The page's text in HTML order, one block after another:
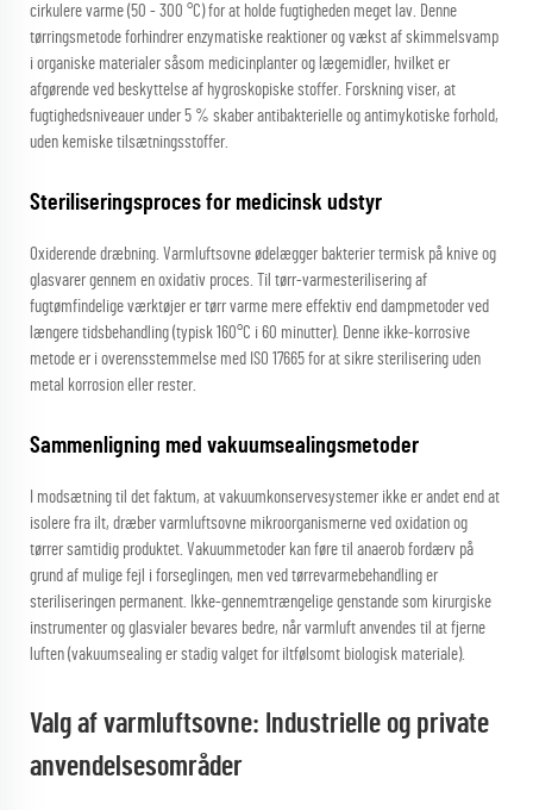
cirkulere varme (50 - 300 °C) for at holde fugtigheden meget lav. Denne
tørringsmetode forhindrer enzymatiske reaktioner og vækst af skimmelsvamp
i organiske materialer såsom medicinplanter og lægemidler, hvilket er
afgørende ved beskyttelse af hygroskopiske stoffer. Forskning viser, at
fugtighedsniveauer under 5 % skaber antibakterielle og antimykotiske forhold,
uden kemiske tilsætningsstoffer.
Steriliseringsproces for medicinsk udstyr
Oxiderende dræbning. Varmluftsovne ødelægger bakterier termisk på knive og
glasvarer gennem en oxidativ proces. Til tørr-varmesterilisering af
fugtømfindelige værktøjer er tørr varme mere effektiv end dampmetoder ved
længere tidsbehandling (typisk 160°C i 60 minutter). Denne ikke-korrosive
metode er i overensstemmelse med ISO 17665 for at sikre sterilisering uden
metal korrosion eller rester.
Sammenligning med vakuumsealingsmetoder
I modsætning til det faktum, at vakuumkonservesystemer ikke er andet end at
isolere fra ilt, dræber varmluftsovne mikroorganismerne ved oxidation og
tørrer samtidig produktet. Vakuummetoder kan føre til anaerob fordærv på
grund af mulige fejl i forseglingen, men ved tørrevarmebehandling er
steriliseringen permanent. Ikke-gennemtrængelige genstande som kirurgiske
instrumenter og glasvialer bevares bedre, når varmluft anvendes til at fjerne
luften (vakuumsealing er stadig valget for iltfølsomt biologisk materiale).
Valg af varmluftsovne: Industrielle og private
anvendelsesområder